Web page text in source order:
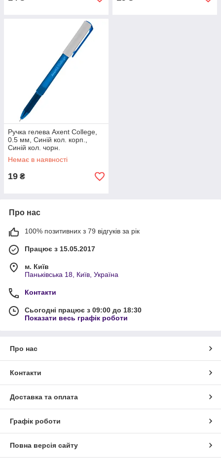
Ручка гелева Axent College,
0.5 мм, Синій кол. корп.,
Синій кол. чорн.
Немає в наявності
19 ₴
Про нас
100% позитивних з 79 відгуків за рік
Працює з 15.05.2017
м. Київ
Паньківська 18, Київ, Україна
Контакти
Сьогодні працює з 09:00 до 18:30
Показати весь графік роботи
Про нас
Контакти
Доставка та оплата
Графік роботи
Повна версія сайту